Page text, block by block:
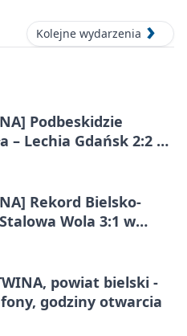
Kolejne wydarzenia
Podbeskidzie
– Lechia Gdańsk 2:2 w
Rekord Bielsko-
Wola 3:1 w
powiat bielski -
godziny otwarcia